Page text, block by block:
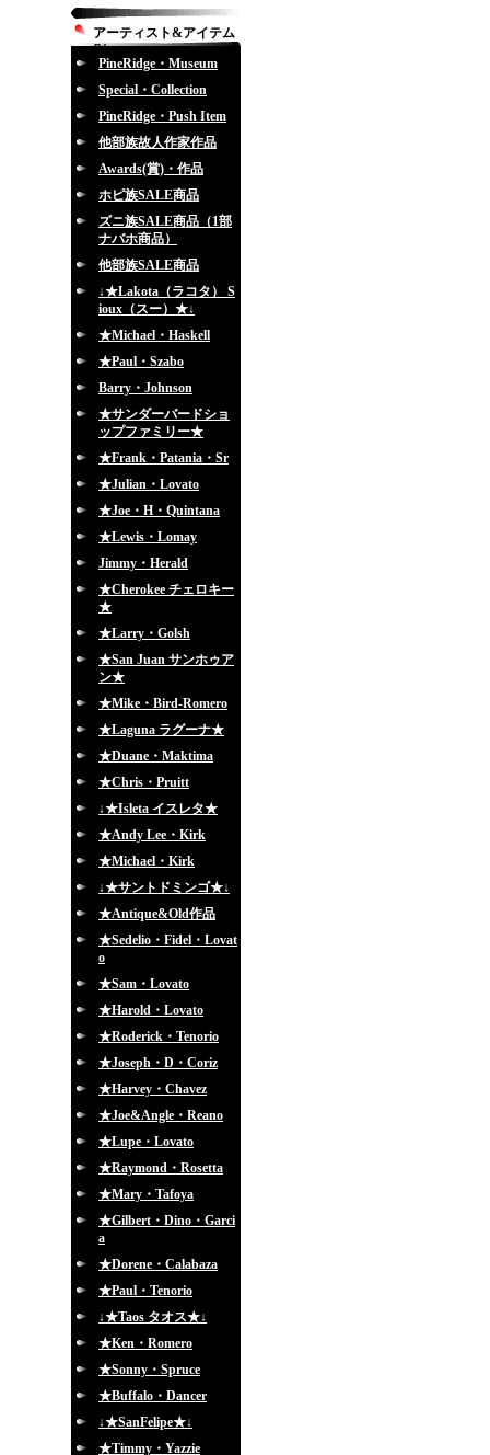
アーティスト&アイテム
別
PineRidge・Museum
Special・Collection
PineRidge・Push Item
他部族故人作家作品
Awards(賞)・作品
ホピ族SALE商品
ズニ族SALE商品（1部
ナバホ商品）
他部族SALE商品
↓★Lakota（ラコタ） S
ioux（スー）★↓
★Michael・Haskell
★Paul・Szabo
Barry・Johnson
★サンダーバードショ
ップファミリー★
★Frank・Patania・Sr
★Julian・Lovato
★Joe・H・Quintana
★Lewis・Lomay
Jimmy・Herald
★Cherokee チェロキー
★
★Larry・Golsh
★San Juan サンホゥア
ン★
★Mike・Bird-Romero
★Laguna ラグーナ★
★Duane・Maktima
★Chris・Pruitt
↓★Isleta イスレタ★
★Andy Lee・Kirk
★Michael・Kirk
↓★サントドミンゴ★↓
★Antique&Old作品
★Sedelio・Fidel・Lovat
o
★Sam・Lovato
★Harold・Lovato
★Roderick・Tenorio
★Joseph・D・Coriz
★Harvey・Chavez
★Joe&Angle・Reano
★Lupe・Lovato
★Raymond・Rosetta
★Mary・Tafoya
★Gilbert・Dino・Garci
a
★Dorene・Calabaza
★Paul・Tenorio
↓★Taos タオス★↓
★Ken・Romero
★Sonny・Spruce
★Buffalo・Dancer
↓★SanFelipe★↓
★Timmy・Yazzie